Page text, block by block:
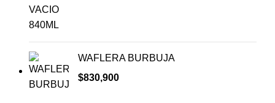
WAFLERA BURBUJA
$830,900